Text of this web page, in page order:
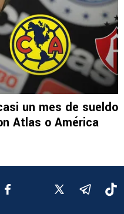
un mes de sueldo
Atlas o América